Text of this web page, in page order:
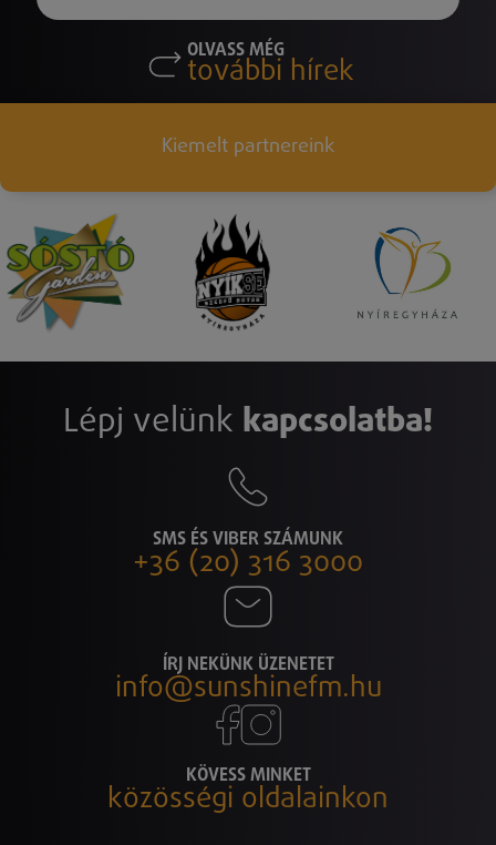
OLVASS MÉG
további hírek
Kiemelt partnereink
Lépj velünk kapcsolatba!
SMS ÉS VIBER SZÁMUNK
+36 (20) 316 3000
ÍRJ NEKÜNK ÜZENETET
info@sunshinefm.hu
KÖVESS MINKET
közösségi oldalainkon